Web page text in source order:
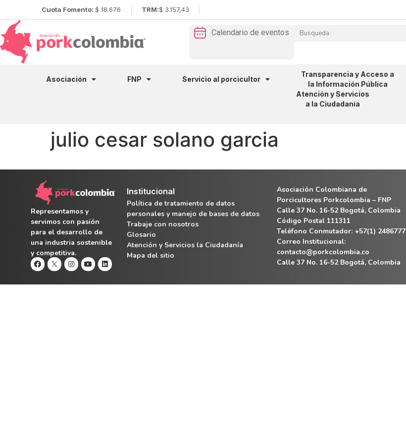
Cuota Fomento: $ 18.676 TRM:$ 3.157,43
Calendario de eventos
Asociación FNP Servicio al porcicultor
Transparencia y Acceso a
la Información Pública
Atención y Servicios
a la Ciudadanía
julio cesar solano garcia
Representamos y
servimos con pasión
para el desarrollo de
una industria sostenible
y competitiva.
Institucional
Política de tratamiento de datos
personales y manejo de bases de datos
Trabaje con nosotros
Glosario
Atención y Servicios la Ciudadanía
Mapa del sitio
Asociación Colombiana de
Porcicultores Porkcolombia – FNP
Calle 37 No. 16-52 Bogotá, Colombia
Código Postal 111311
Teléfono Conmutador: +57(1) 2486777
Correo Institucional:
contacto@porkcolombia.co
Calle 37 No. 16-52 Bogotá, Colombia